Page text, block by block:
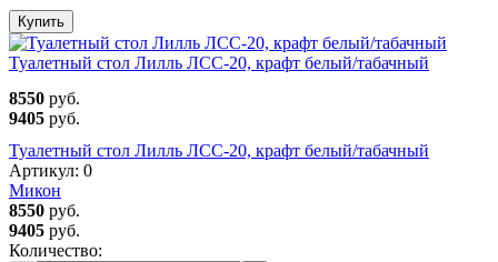
Купить
Туалетный стол Лилль ЛСС-20, крафт белый/табачный
8550 руб.
9405 руб.
Туалетный стол Лилль ЛСС-20, крафт белый/табачный
Артикул: 0
Микон
8550 руб.
9405 руб.
Количество: